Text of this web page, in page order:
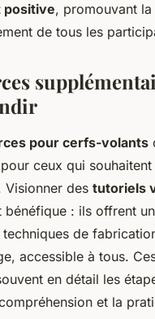
positive, promouvant
de tous les
pour cerfs-volants
ceux qui
Visionner des tutoriels
bénéfique : ils offrent
de
accessible à tous.
en détail les
et la